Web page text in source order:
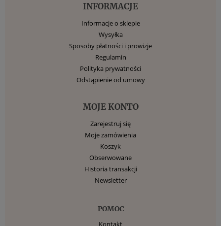
INFORMACJE
Informacje o sklepie
Wysyłka
Sposoby płatności i prowizje
Regulamin
Polityka prywatności
Odstąpienie od umowy
MOJE KONTO
Zarejestruj się
Moje zamówienia
Koszyk
Obserwowane
Historia transakcji
Newsletter
POMOC
Kontakt